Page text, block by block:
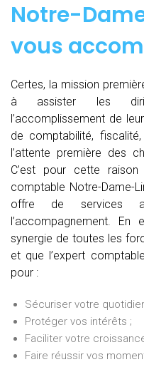
Notre-
vous
Certes, la mission
à assister les
l’accomplissement de
de comptabilité,
l’attente première des
C’est pour cette
comptable Notre-Dame-
offre de services
l’accompagnement.
synergie de toutes les
et que l’expert
pour :
Sécuriser votre
Protéger vos intérêts ;
Faciliter votre
Faire réussir vos